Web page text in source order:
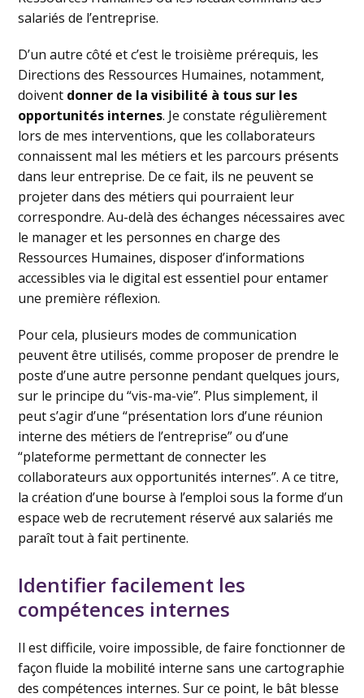
salariés de l’entreprise.
D’un autre côté et c’est le troisième prérequis, les
Directions des Ressources Humaines, notamment,
doivent donner de la visibilité à tous sur les
opportunités internes. Je constate régulièrement
lors de mes interventions, que les collaborateurs
connaissent mal les métiers et les parcours présents
dans leur entreprise. De ce fait, ils ne peuvent se
projeter dans des métiers qui pourraient leur
correspondre. Au-delà des échanges nécessaires avec
le manager et les personnes en charge des
Ressources Humaines, disposer d’informations
accessibles via le digital est essentiel pour entamer
une première réflexion.
Pour cela, plusieurs modes de communication
peuvent être utilisés, comme proposer de prendre le
poste d’une autre personne pendant quelques jours,
sur le principe du “vis-ma-vie”. Plus simplement, il
peut s’agir d’une “présentation lors d’une réunion
interne des métiers de l’entreprise” ou d’une
“plateforme permettant de connecter les
collaborateurs aux opportunités internes”. A ce titre,
la création d’une bourse à l’emploi sous la forme d’un
espace web de recrutement réservé aux salariés me
paraît tout à fait pertinente.
Identifier facilement les
compétences internes
Il est difficile, voire impossible, de faire fonctionner de
façon fluide la mobilité interne sans une cartographie
des compétences internes. Sur ce point, le bât blesse